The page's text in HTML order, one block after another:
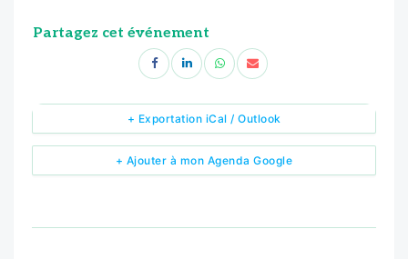
Partagez cet événement
+ Ajouter à mon Agenda Google
+ Exportation iCal / Outlook